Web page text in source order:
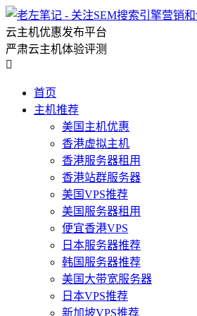
云主机优惠发布平台
严肃云主机体验评测

首页
主机推荐
美国主机优惠
香港虚拟主机
香港服务器租用
香港站群服务器
美国VPS推荐
美国服务器租用
便宜香港VPS
日本服务器推荐
韩国服务器推荐
美国大带宽服务器
日本VPS推荐
新加坡VPS推荐